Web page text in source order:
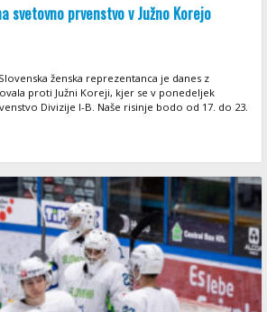
svetovno prvenstvo v Južno Korejo
ženska reprezentanca je danes z
proti Južni Koreji, kjer se v ponedeljek
Divizije I-B. Naše risinje bodo od 17. do 23.